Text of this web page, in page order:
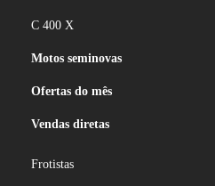
C 400 X
Motos seminovas
Ofertas do mês
Vendas diretas
Frotistas